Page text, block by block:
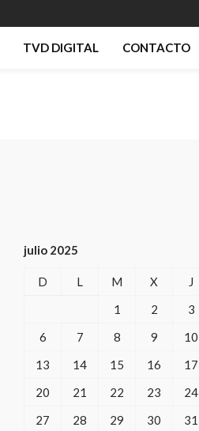
TVD DIGITAL CONTACTO
julio 2025
D L M X J
1
2 3
6
7 8 9 10
13
14 15 16 17
20
21 22 23 24
27
28 29 30
31